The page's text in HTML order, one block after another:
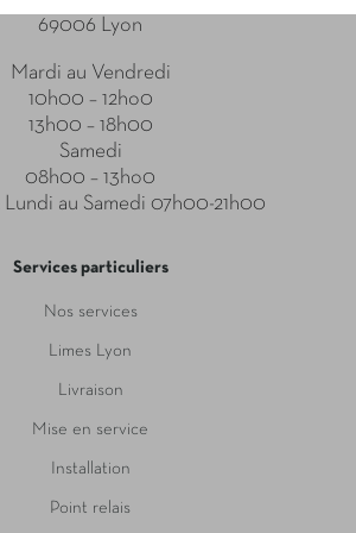
69006 Lyon
Mardi au Vendredi
10h00 – 12ho0
13h00 – 18h00
Samedi
08h00 – 13ho0
Lundi au Samedi 07h00-21h00
Services particuliers
Nos services
Limes Lyon
Livraison
Mise en service
Installation
Point relais